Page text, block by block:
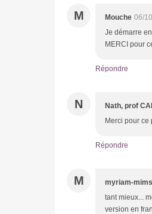
M Mouche 06/
Je démarre
MERCI pour
Répondre
N Nath, prof
Merci pour ce
Répondre
M myriam-mims
tant mieux...
version en